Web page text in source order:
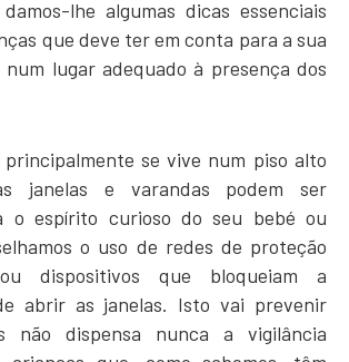
lhe algumas dicas essenciais
que deve ter em conta para a sua
lugar adequado à presença dos
principalmente se vive num piso alto
janelas e varandas podem ser
o espírito curioso do seu bebé ou
o uso de redes de proteção
dispositivos que bloqueiam a
abrir as janelas. Isto vai prevenir
não dispensa nunca a vigilância